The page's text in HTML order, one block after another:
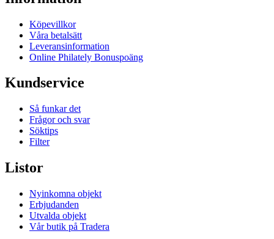
Köpevillkor
Våra betalsätt
Leveransinformation
Online Philately Bonuspoäng
Kundservice
Så funkar det
Frågor och svar
Söktips
Filter
Listor
Nyinkomna objekt
Erbjudanden
Utvalda objekt
Vår butik på Tradera